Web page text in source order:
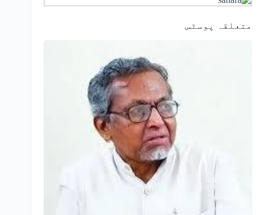
متعلقہ پوسٹس